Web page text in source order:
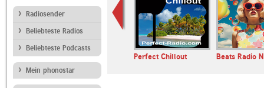
Radiosender
Beliebteste Radios
Beliebteste Podcasts
Mein phonostar
ANTENNE BAYERN
Black Music
Perfect Chillout Beats Radio